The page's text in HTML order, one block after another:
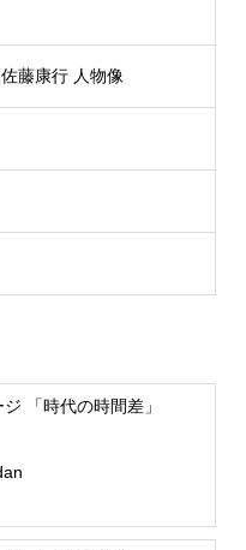
藤康行 人物像
光のメッセージ 「時代の時間差」